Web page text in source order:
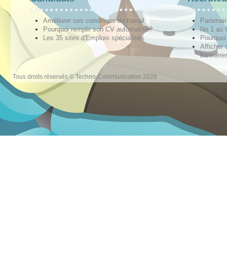
Améliorer ses conditions de travail
Pourquoi remplir son CV automatisé?
Les 35 sites d'Emplois spécialisés
No 1 au
Afficher
Tous droits réservés © Techno-Communication 2026